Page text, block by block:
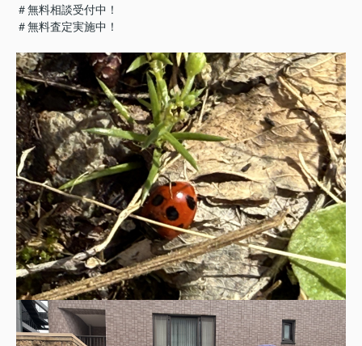
＃無料相談受付中！
＃無料査定実施中！